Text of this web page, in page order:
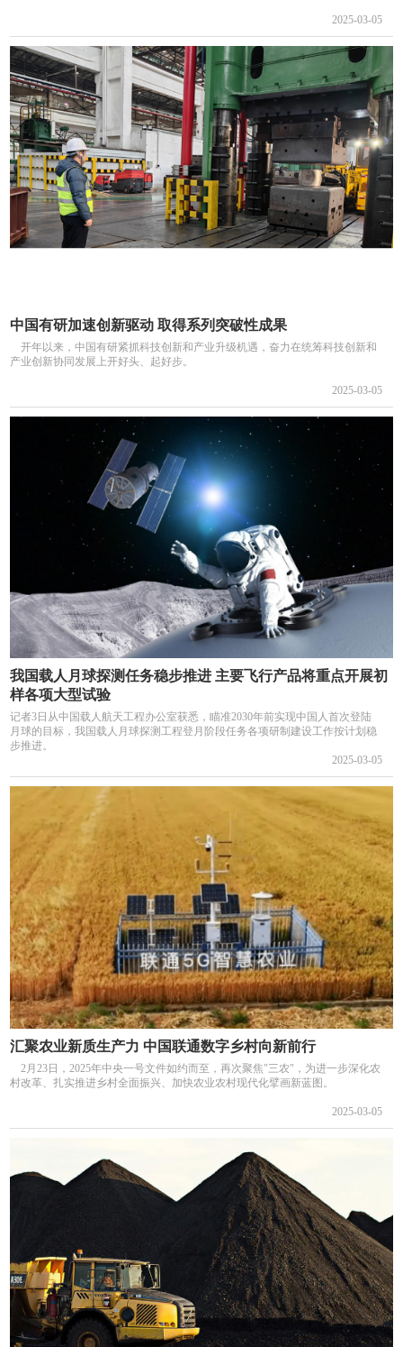
2025-03-05
中国有研加速创新驱动 取得系列突破性成果
开年以来，中国有研紧抓科技创新和产业升级机遇，奋力在统筹科技创新和
产业创新协同发展上开好头、起好步。
2025-03-05
我国载人月球探测任务稳步推进 主要飞行产品将重点开展初
样各项大型试验
记者3日从中国载人航天工程办公室获悉，瞄准2030年前实现中国人首次登陆
月球的目标，我国载人月球探测工程登月阶段任务各项研制建设工作按计划稳
步推进。
2025-03-05
汇聚农业新质生产力 中国联通数字乡村向新前行
2月23日，2025年中央一号文件如约而至，再次聚焦"三农"，为进一步深化农
村改革、扎实推进乡村全面振兴、加快农业农村现代化擘画新蓝图。
2025-03-05